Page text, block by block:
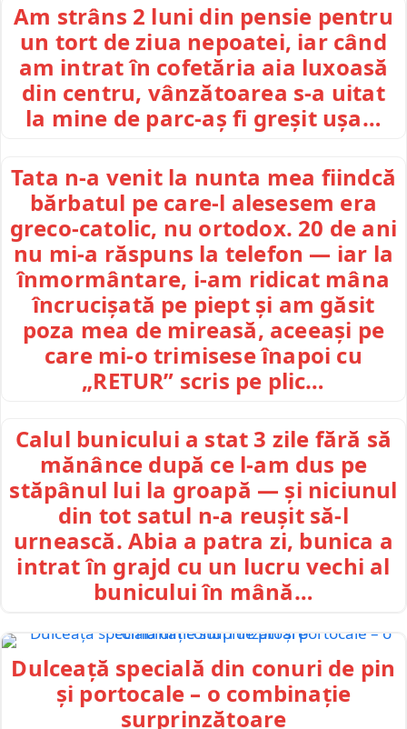
Am strâns 2 luni din pensie pentru
un tort de ziua nepoatei, iar când
am intrat în cofetăria aia luxoasă
din centru, vânzătoarea s-a uitat
la mine de parc-aș fi greșit ușa…
Tata n-a venit la nunta mea fiindcă
bărbatul pe care-l alesesem era
greco-catolic, nu ortodox. 20 de ani
nu mi-a răspuns la telefon — iar la
înmormântare, i-am ridicat mâna
încrucișată pe piept și am găsit
poza mea de mireasă, aceeași pe
care mi-o trimisese înapoi cu
„RETUR” scris pe plic…
Calul bunicului a stat 3 zile fără să
mănânce după ce l-am dus pe
stăpânul lui la groapă — și niciunul
din tot satul n-a reușit să-l
urnească. Abia a patra zi, bunica a
intrat în grajd cu un lucru vechi al
bunicului în mână…
Dulceață specială din conuri de pin
și portocale – o combinație
surprinzătoare